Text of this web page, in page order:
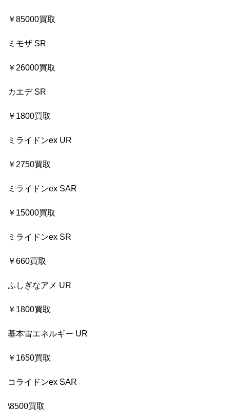
￥85000買取
ミモザ SR
￥26000買取
カエデ SR
￥1800買取
ミライドンex UR
￥2750買取
ミライドンex SAR
￥15000買取
ミライドンex SR
￥660買取
ふしぎなアメ UR
￥1800買取
基本雷エネルギー UR
￥1650買取
コライドンex SAR
\8500買取